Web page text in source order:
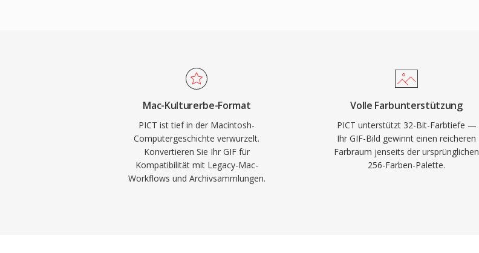
Mac-Kulturerbe-Format
PICT ist tief in der Macintosh-
Computergeschichte verwurzelt.
Konvertieren Sie Ihr GIF für
Kompatibilität mit Legacy-Mac-
Workflows und Archivsammlungen.
Volle Farbunterstützung
PICT unterstützt 32-Bit-Farbtiefe —
Ihr GIF-Bild gewinnt einen reicheren
Farbraum jenseits der ursprünglichen
256-Farben-Palette.